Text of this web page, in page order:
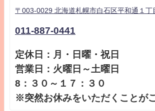
〒003-0029 北海道札幌市白石区平和通１丁
011-887-0441
定休日：月・日曜・祝日
営業日：火曜日～土曜日
8：３０～１７：３０
※突然お休みをいただくことが